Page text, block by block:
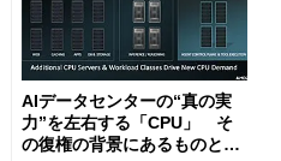
AIデータセンターの“真の実
力”を左右する「CPU」 そ
の復権の背景にあるものと